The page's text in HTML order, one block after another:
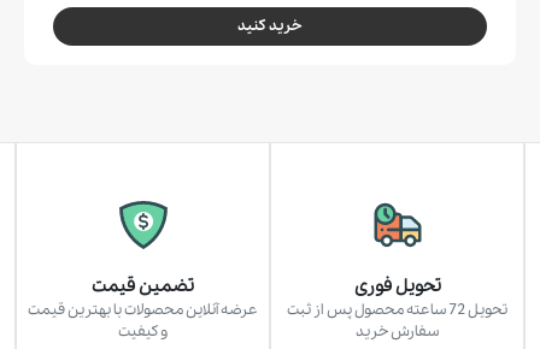
خرید کنید
تحویل فوری
تحویل 72 ساعته محصول پس از ثبت
سفارش خرید
تضمین قیمت
عرضه آنلاین محصولات با بهترین قیمت
و کیفیت